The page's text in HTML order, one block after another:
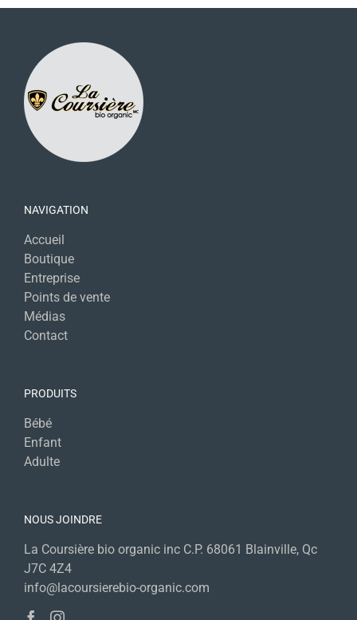
NAVIGATION
Accueil
Boutique
Entreprise
Points de vente
Médias
Contact
PRODUITS
Bébé
Enfant
Adulte
NOUS JOINDRE
La Coursière bio organic inc C.P. 68061 Blainville, Qc
J7C 4Z4
info@lacoursierebio-organic.com